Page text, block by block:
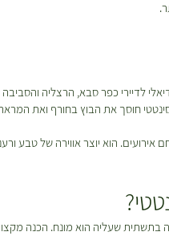
לדיירי כפר סבא, הרצליה
חוסך את הבוץ בחורף ואת
אירועים. הוא יוצר אווירה של טבע
בתשתית שעליה הוא מונח. הכנה